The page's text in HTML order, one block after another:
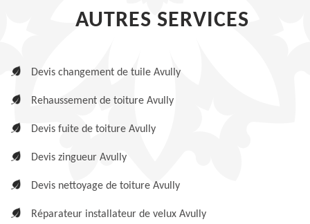
AUTRES SERVICES
Devis changement de tuile Avully
Rehaussement de toiture Avully
Devis fuite de toiture Avully
Devis zingueur Avully
Devis nettoyage de toiture Avully
Réparateur installateur de velux Avully